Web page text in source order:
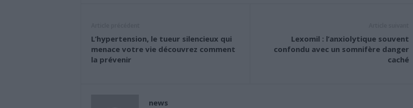
L’hypertension, le tueur silencieux qui
menace votre vie découvrez comment
la prévenir
Lexomil : l’anxiolytique souvent
confondu avec un somnifère danger
caché
news